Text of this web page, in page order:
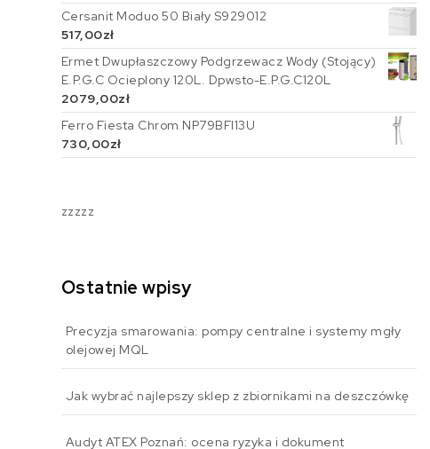
Cersanit Moduo 50 Biały S929012
517,00zł
Ermet Dwupłaszczowy Podgrzewacz Wody (Stojący)
E.P.G.C Ocieplony 120L. Dpwsto-E.P.G.C120L
2079,00zł
Ferro Fiesta Chrom NP79BFI13U
730,00zł
zzzzz
Ostatnie wpisy
Precyzja smarowania: pompy centralne i systemy mgły
olejowej MQL
Jak wybrać najlepszy sklep z zbiornikami na deszczówkę
Audyt ATEX Poznań: ocena ryzyka i dokument